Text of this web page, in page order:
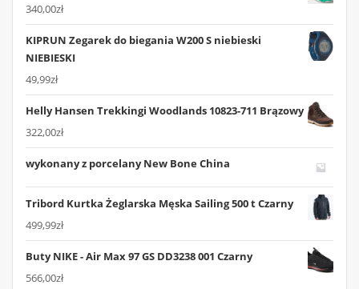
340,00zł
KIPRUN Zegarek do biegania W200 S niebieski
NIEBIESKI
49,99zł
Helly Hansen Trekkingi Woodlands 10823-711 Brązowy
322,00zł
wykonany z porcelany New Bone China
Tribord Kurtka Żeglarska Męska Sailing 500 t Czarny
499,99zł
Buty NIKE - Air Max 97 GS DD3238 001 Czarny
566,00zł